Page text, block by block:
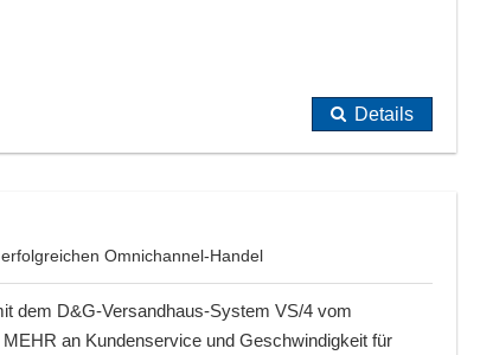
Details
Omnichannel-Handel
dem D&G-Versandhaus-System VS/4 vom
an Kundenservice und Geschwindigkeit für